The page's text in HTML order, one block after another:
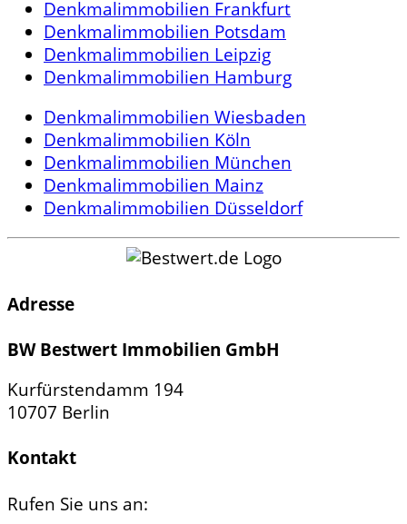
Denkmalimmobilien Frankfurt
Denkmalimmobilien Potsdam
Denkmalimmobilien Leipzig
Denkmalimmobilien Hamburg
Denkmalimmobilien Wiesbaden
Denkmalimmobilien Köln
Denkmalimmobilien München
Denkmalimmobilien Mainz
Denkmalimmobilien Düsseldorf
Adresse
BW Bestwert Immobilien GmbH
Kurfürstendamm 194
10707 Berlin
Kontakt
Rufen Sie uns an: